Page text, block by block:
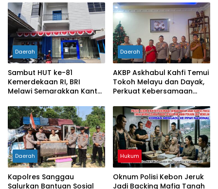
Asusila
Daerah
Sambut HUT ke-81
Kemerdekaan RI, BRI
Melawi Semarakkan Kantor
Putih
Daerah
AKBP Askhabul Kahfi Temui
Tokoh Melayu dan Dayak,
Perkuat Kebersamaan
Daerah
Kapolres Sanggau
Salurkan Bantuan Sosial
Hukum
Oknum Polisi Kebon Jeruk
Jadi Backing Mafia Tanah